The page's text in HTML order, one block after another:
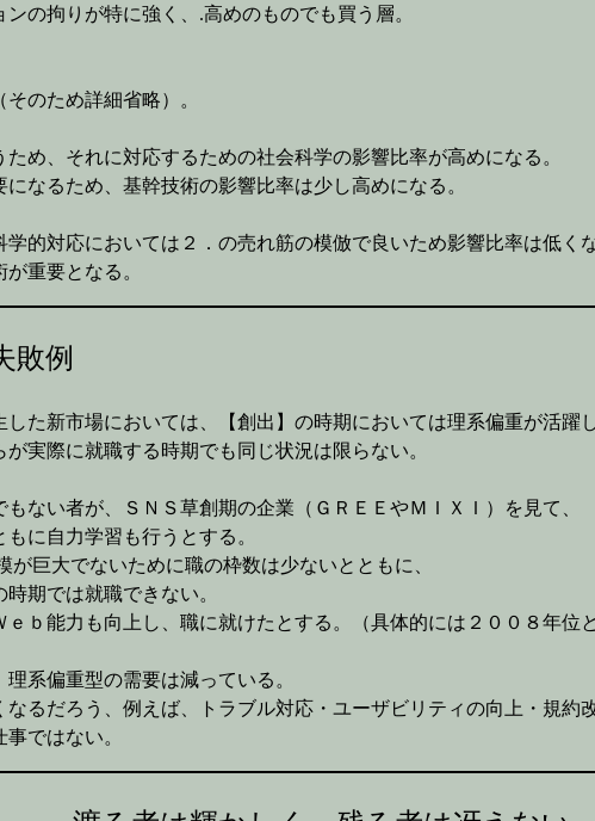
の拘りが特に強く、.高めのものでも買う層。
のため詳細省略）。
め、それに対応するための社会科学の影響比率が高めになる。
るため、基幹技術の影響比率は少し高めになる。
的対応においては２．の売れ筋の模倣で良いため影響比率は低く
重要となる。
敗例
た新市場においては、【創出】の時期においては理系偏重が活躍
実際に就職する時期でも同じ状況は限らない。
ない者が、ＳＮＳ草創期の企業（ＧＲＥＥやＭＩＸＩ）を見て、
に自力学習も行うとする。
巨大でないために職の枠数は少ないとともに、
期では就職できない。
ｂ能力も向上し、職に就けたとする。（具体的には２００８年位
系偏重型の需要は減っている。
るだろう、例えば、トラブル対応・ユーザビリティの向上・規約
ではない。